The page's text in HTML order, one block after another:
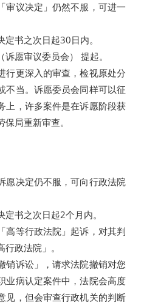
审议决定」仍然不服，可进一
定书之次日起30日内。
诉愿审议委员会） 提起。
行更深入的审查，检视原处分
不当。诉愿委员会同样可以征
上，许多案件是在诉愿阶段获
局重新审查。
愿决定仍不服，可向行政法院
定书之次日起2个月内。
高等行政法院」起诉，对其判
政法院」。
销诉讼」，请求法院撤销对您
业病认定案件中，法院会高度
见，但会审查行政机关的判断